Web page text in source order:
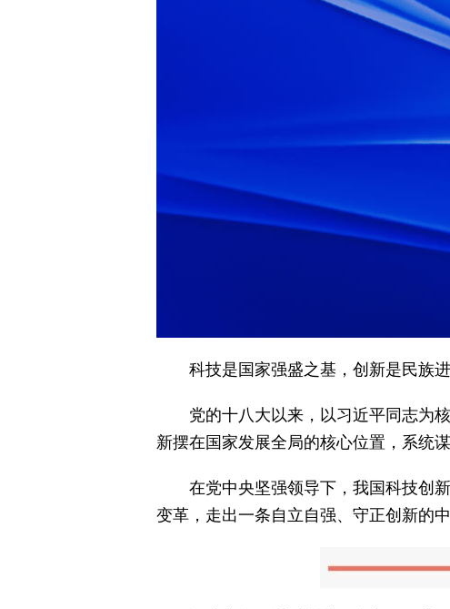
科技是国家强盛之基，创新是民族进
党的十八大以来，以习近平同志为
新摆在国家发展全局的核心位置，系统
在党中央坚强领导下，我国科技创
变革，走出一条自立自强、守正创新的